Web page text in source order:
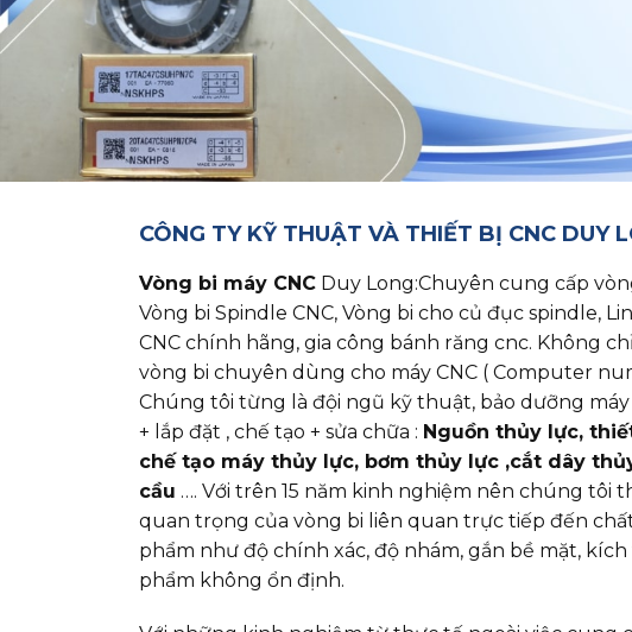
CÔNG TY KỸ THUẬT VÀ THIẾT BỊ CNC DUY
Vòng bi máy CNC Duy Long:Chuyên cung cấp
Vòng bi Spindle CNC, Vòng bi cho củ đục spindle,
CNC chính hãng, gia công bánh răng cnc. Không
vòng bi chuyên dùng cho máy CNC ( Computer
Chúng tôi từng là đội ngũ kỹ thuật, bảo dưỡng máy
+ lắp đặt , chế tạo + sửa chữa : Nguồn thủy lực,
chế tạo máy thủy lực, bơm thủy lực ,cắt dây
cầu …. Với trên 15 năm kinh nghiệm nên chúng tôi
quan trọng của vòng bi liên quan trực tiếp đến
phẩm như độ chính xác, độ nhám, gắn bề mặt, kích
phẩm không ổn định.